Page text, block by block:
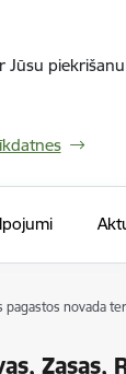
pagastos novada